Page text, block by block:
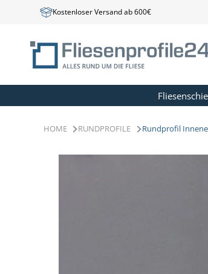
Kostenloser Versand ab 600€
HOME RUNDPROFILE Rundprofil